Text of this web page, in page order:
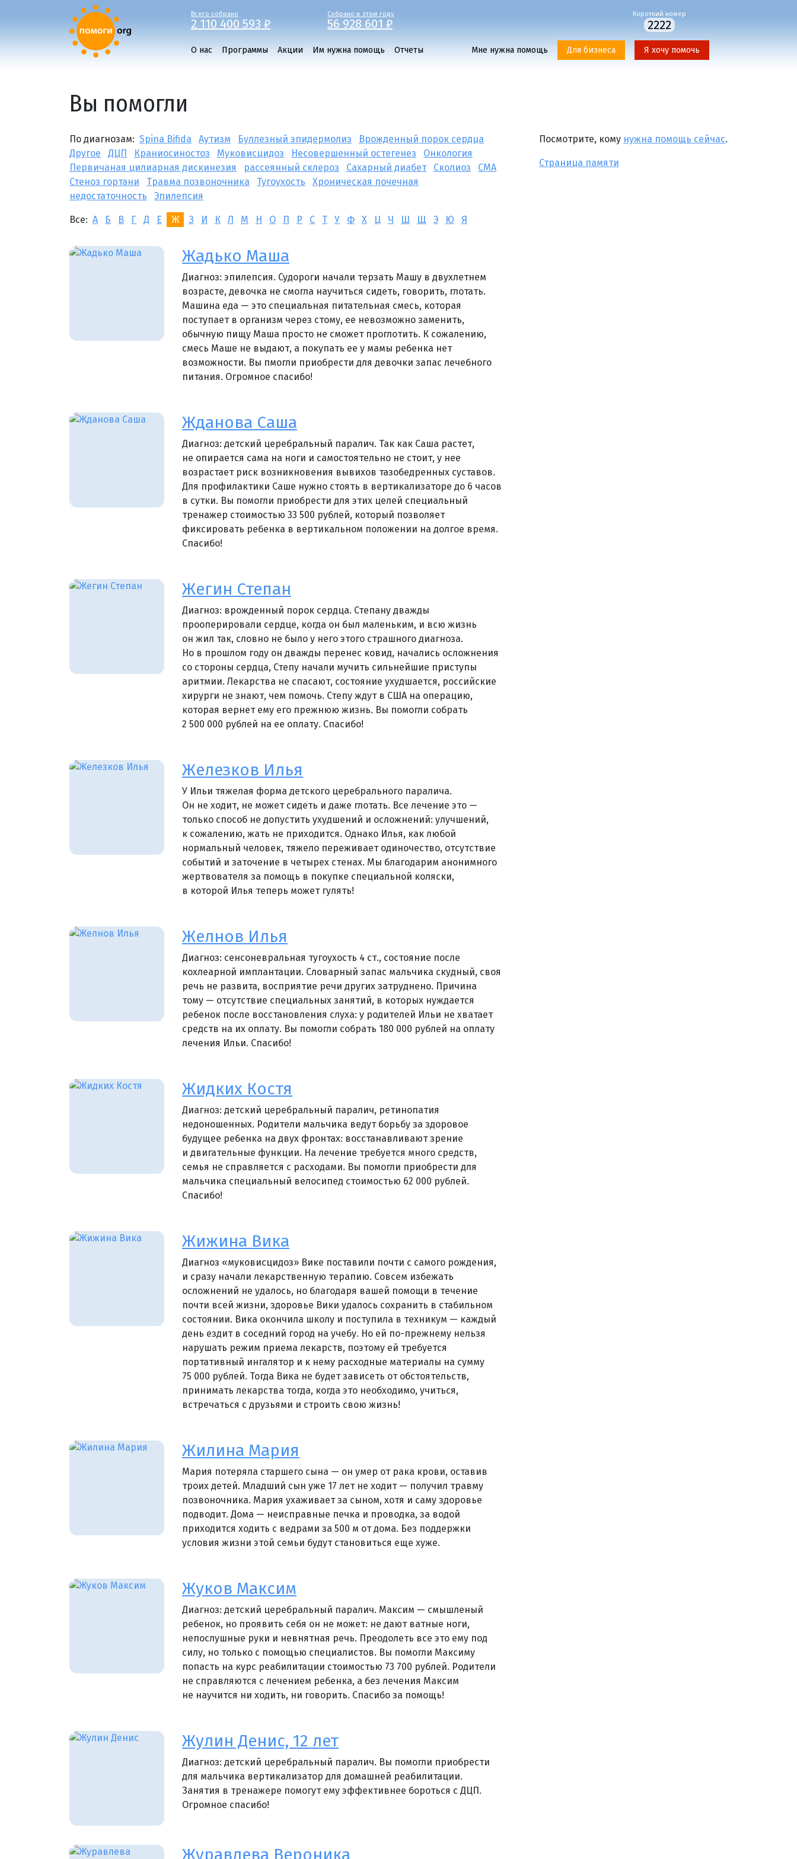
Всего собрано
2 110 400 593 ₽
Собрано в этом году
56 928 601 ₽
Короткий номер
2222
О нас Программы Акции Им нужна помощь Отчеты Мне нужна помощь Для бизнеса Я хочу помочь
Вы помогли
По диагнозам: Spina Bifida Аутизм Буллезный эпидермолиз
Врожденный порок сердца
Другое
ДЦП Краниосиностоз Муковисцидоз Несовершенный остегенез
Онкология
Первичаная цилиарная дискинезия
рассеянный склероз Сахарный диабет Сколиоз
СМА
Стеноз гортани
Травма позвоночника Тугоухость
Хроническая почечная
недостаточность
Эпилепсия
Все: А Б В Г Д Е Ж З И К Л М Н О П Р С Т У Ф Х Ц Ч Ш Щ Э Ю Я
Жадько Маша
Диагноз: эпилепсия. Судороги начали терзать Машу в двухлетнем
возрасте, девочка не смогла научиться сидеть, говорить, глотать.
Машина еда — это специальная питательная смесь, которая
поступает в организм через стому, ее невозможно заменить,
обычную пищу Маша просто не сможет проглотить. К сожалению,
смесь Маше не выдают, а покупать ее у мамы ребенка нет
возможности. Вы пмогли приобрести для девочки запас лечебного
питания. Огромное спасибо!
Жданова Саша
Диагноз: детский церебральный паралич. Так как Саша растет,
не опирается сама на ноги и самостоятельно не стоит, у нее
возрастает риск возникновения вывихов тазобедренных суставов.
Для профилактики Саше нужно стоять в вертикализаторе до 6 часов
в сутки. Вы помогли приобрести для этих целей специальный
тренажер стоимостью 33 500 рублей, который позволяет
фиксировать ребенка в вертикальном положении на долгое время.
Спасибо!
Жегин Степан
Диагноз: врожденный порок сердца. Степану дважды
прооперировали сердце, когда он был маленьким, и всю жизнь
он жил так, словно не было у него этого страшного диагноза.
Но в прошлом году он дважды перенес ковид, начались осложнения
со стороны сердца, Степу начали мучить сильнейшие приступы
аритмии. Лекарства не спасают, состояние ухудшается, российские
хирурги не знают, чем помочь. Степу ждут в США на операцию,
которая вернет ему его прежнюю жизнь. Вы помогли собрать
2 500 000 рублей на ее оплату. Спасибо!
Железков Илья
У Ильи тяжелая форма детского церебрального паралича.
Он не ходит, не может сидеть и даже глотать. Все лечение это —
только способ не допустить ухудшений и осложнений: улучшений,
к сожалению, жать не приходится. Однако Илья, как любой
нормальный человек, тяжело переживает одиночество, отсутствие
событий и заточение в четырех стенах. Мы благодарим анонимного
жертвователя за помощь в покупке специальной коляски,
в которой Илья теперь может гулять!
Желнов Илья
Диагноз: сенсоневральная тугоухость 4 ст., состояние после
кохлеарной имплантации. Словарный запас мальчика скудный, своя
речь не развита, восприятие речи других затруднено. Причина
тому — отсутствие специальных занятий, в которых нуждается
ребенок после восстановления слуха: у родителей Ильи не хватает
средств на их оплату. Вы помогли собрать 180 000 рублей на оплату
лечения Ильи. Спасибо!
Жидких Костя
Диагноз: детский церебральный паралич, ретинопатия
недоношенных. Родители мальчика ведут борьбу за здоровое
будущее ребенка на двух фронтах: восстанавливают зрение
и двигательные функции. На лечение требуется много средств,
семья не справляется с расходами. Вы помогли приобрести для
мальчика специальный велосипед стоимостью 62 000 рублей.
Спасибо!
Жижина Вика
Диагноз «муковисцидоз» Вике поставили почти с самого рождения,
и сразу начали лекарственную терапию. Совсем избежать
осложнений не удалось, но благодаря вашей помощи в течение
почти всей жизни, здоровье Вики удалось сохранить в стабильном
состоянии. Вика окончила школу и поступила в техникум — каждый
день ездит в соседний город на учебу. Но ей по-прежнему нельзя
нарушать режим приема лекарств, поэтому ей требуется
портативный ингалятор и к нему расходные материалы на сумму
75 000 рублей. Тогда Вика не будет зависеть от обстоятельств,
принимать лекарства тогда, когда это необходимо, учиться,
встречаться с друзьями и строить свою жизнь!
Жилина Мария
Мария потеряла старшего сына — он умер от рака крови, оставив
троих детей. Младший сын уже 17 лет не ходит — получил травму
позвоночника. Мария ухаживает за сыном, хотя и саму здоровье
подводит. Дома — неисправные печка и проводка, за водой
приходится ходить с ведрами за 500 м от дома. Без поддержки
условия жизни этой семьи будут становиться еще хуже.
Жуков Максим
Диагноз: детский церебральный паралич. Максим — смышленый
ребенок, но проявить себя он не может: не дают ватные ноги,
непослушные руки и невнятная речь. Преодолеть все это ему под
силу, но только с помощью специалистов. Вы помогли Максиму
попасть на курс реабилитации стоимостью 73 700 рублей. Родители
не справляются с лечением ребенка, а без лечения Максим
не научится ни ходить, ни говорить. Спасибо за помощь!
Жулин Денис, 12 лет
Диагноз: детский церебральный паралич. Вы помогли приобрести
для мальчика вертикализатор для домашней реабилитации.
Занятия в тренажере помогут ему эффективнее бороться с ДЦП.
Огромное спасибо!
Журавлева Вероника
Посмотрите, кому нужна помощь сейчас.
Страница памяти